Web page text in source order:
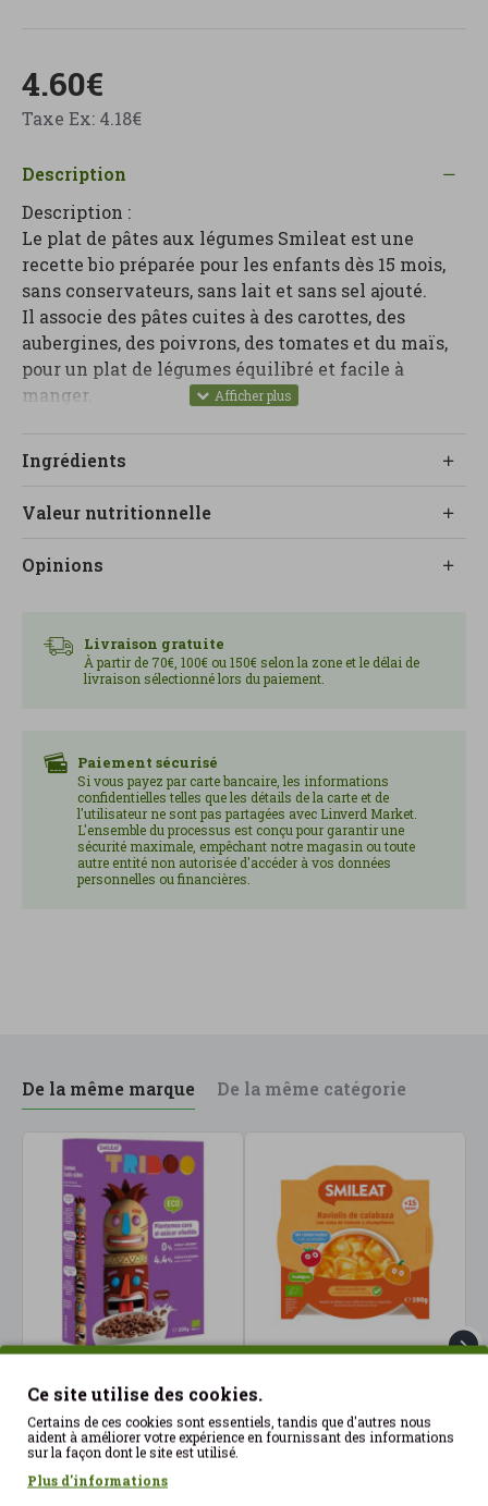
4.60€
Taxe Ex: 4.18€
Livraison gratuite
À partir de 70€, 100€ ou 150€ selon la zone et le délai de
livraison sélectionné lors du paiement.
Paiement sécurisé
Si vous payez par carte bancaire, les informations
confidentielles telles que les détails de la carte et de
l'utilisateur ne sont pas partagées avec Linverd Market.
L'ensemble du processus est conçu pour garantir une
sécurité maximale, empêchant notre magasin ou toute
autre entité non autorisée d'accéder à vos données
personnelles ou financières.
Description
Description :
Le plat de pâtes aux légumes Smileat est une
recette bio préparée pour les enfants dès 15 mois,
sans conservateurs, sans lait et sans sel ajouté.
Il associe des pâtes cuites à des carottes, des
aubergines, des poivrons, des tomates et du maïs,
pour un plat de légumes équilibré et facile à
manger.
des ingrédients bio et une formulation claire.
Ingrédients
Valeur nutritionnelle
Opinions
De la même marque De la même catégorie
cacao 300 g Smileat ECO
5.45€
citrouille pour enfants
200 g Smileat ECO
4.60€
Ce site utilise des cookies.
Certains de ces cookies sont essentiels, tandis que d'autres nous
aident à améliorer votre expérience en fournissant des informations
sur la façon dont le site est utilisé.
Plus d'informations